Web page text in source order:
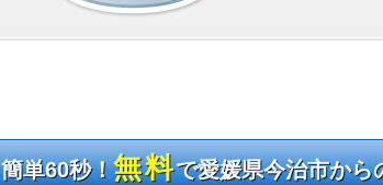
簡単60秒！無料で愛媛県今治市から